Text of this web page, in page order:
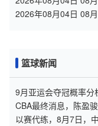
学 82 - 83 北京大学
2026年08月04日 08
篮球新闻
9月亚运会夺冠概率分
CBA最终消息，陈盈
胡金秋
以赛代练，8月7日，